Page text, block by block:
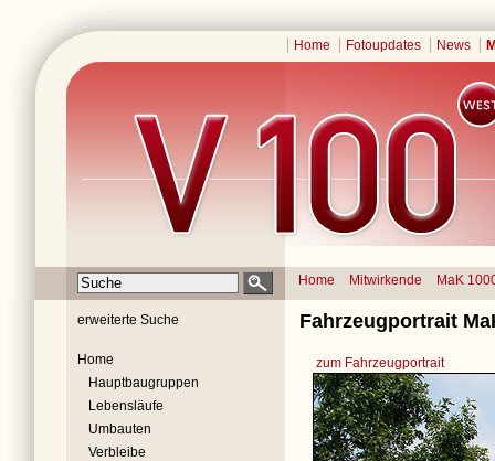
Home Fotoupdates News
Home Mitwirkende MaK
erweiterte Suche
Home
Hauptbaugruppen
Lebensläufe
Umbauten
Verbleibe
Fahrzeugportrait
zum Fahrzeugportrait